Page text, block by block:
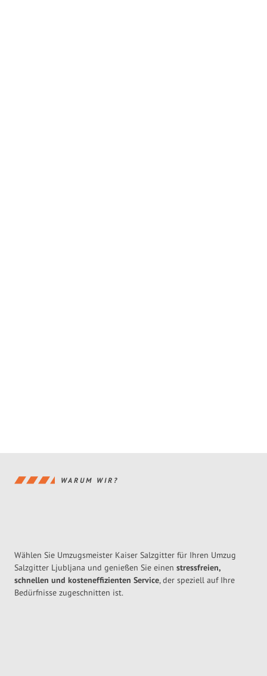
WARUM WIR?
Wählen Sie Umzugsmeister Kaiser Salzgitter für Ihren Umzug
Salzgitter Ljubljana und genießen Sie einen stressfreien,
schnellen und kosteneffizienten Service, der speziell auf Ihre
Bedürfnisse zugeschnitten ist.